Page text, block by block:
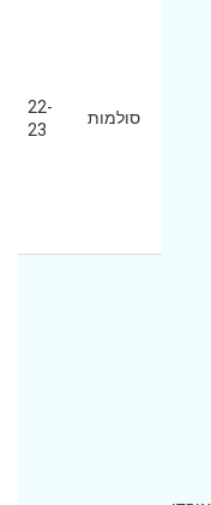
22-
23
סולמות